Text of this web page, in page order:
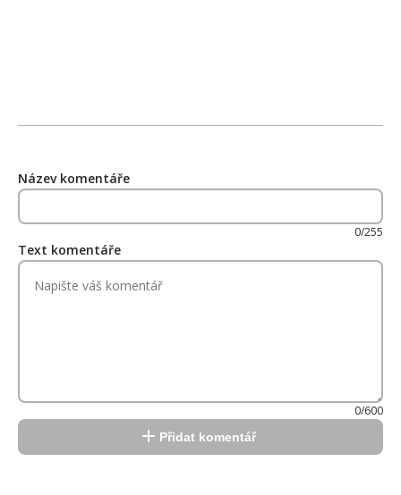
Název komentáře
0/255
Text komentáře
0/600
Přidat komentář